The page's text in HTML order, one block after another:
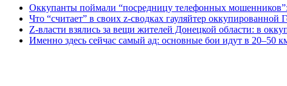
Оккупанты поймали “посредницу телефонных
Что “считает” в своих z-сводках гауляйтер оккупированной
Z-власти взялись за вещи жителей Донецкой области: в
Именно здесь сейчас самый ад: основные бои идут в 20–50